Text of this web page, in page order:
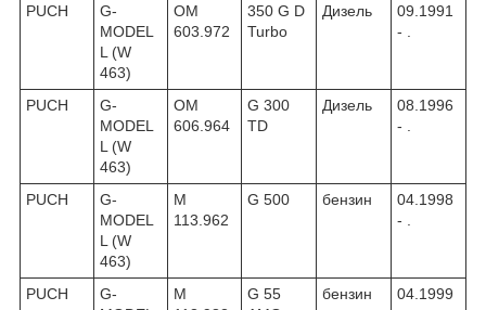
PUCH
G-
MODEL
L (W
463)
OM
603.972
350 G D
Turbo
Дизель
09.1991
- .
PUCH
G-
MODEL
L (W
463)
OM
606.964
G 300
TD
Дизель
08.1996
- .
PUCH
G-
MODEL
L (W
463)
M
113.962
G 500 бензин
04.1998
- .
PUCH
G-
M
G 55
бензин
04.1999